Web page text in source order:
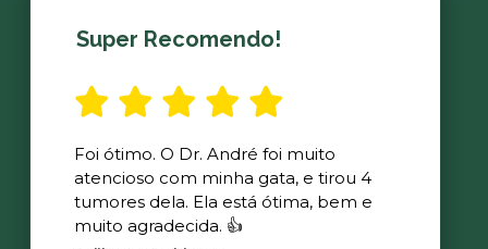
Super Recomendo!
Foi ótimo. O Dr. André foi muito
atencioso com minha gata, e tirou 4
tumores dela. Ela está ótima, bem e
muito agradecida. 👍